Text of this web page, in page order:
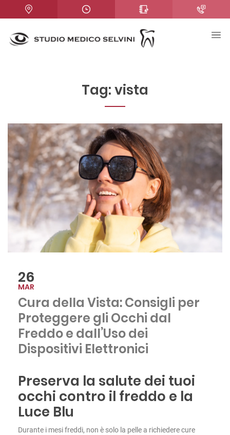
Tag:vista
26
MAR
Cura della Vista: Consigli per
Proteggere gli Occhi dal
Freddo e dall’Uso dei
Dispositivi Elettronici
Preserva la salute dei tuoi
occhi contro il freddo e la
Luce Blu
Durante i mesi freddi, non è solo la pelle a richiedere cure